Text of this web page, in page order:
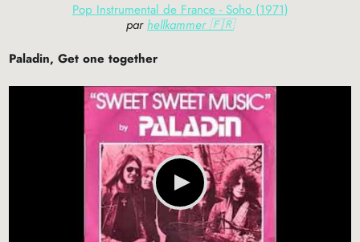
Pop Instrumental de France - Soho (1971)
parhellkammer 🇫🇷
Paladin, Get one together